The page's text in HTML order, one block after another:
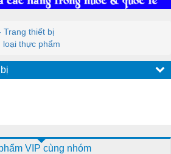
Trang thiết bị
loại thực phẩm
VIP cùng nhóm